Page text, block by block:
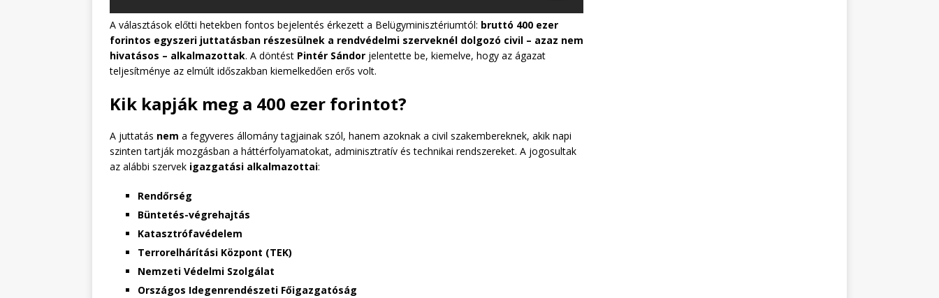
A választások előtti hetekben fontos bejelentés érkezett a Belügyminisztériumtól: bruttó 400 ezer
forintos egyszeri juttatásban részesülnek a rendvédelmi szerveknél dolgozó civil – azaz nem
hivatásos – alkalmazottak. A döntést Pintér Sándor jelentette be, kiemelve, hogy az ágazat
teljesítménye az elmúlt időszakban kiemelkedően erős volt.
Kik kapják meg a 400 ezer forintot?
A juttatás nem a fegyveres állomány tagjainak szól, hanem azoknak a civil szakembereknek, akik napi
szinten tartják mozgásban a háttérfolyamatokat, adminisztratív és technikai rendszereket. A jogosultak
az alábbi szervek igazgatási alkalmazottai:
Rendőrség
Büntetés-végrehajtás
Katasztrófavédelem
Terrorelhárítási Központ (TEK)
Nemzeti Védelmi Szolgálat
Országos Idegenrendészeti Főigazgatóság